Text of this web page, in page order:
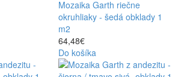
Mozaika Garth riečne
okruhliaky - šedá obklady 1
m2
64,48€
Do košíka